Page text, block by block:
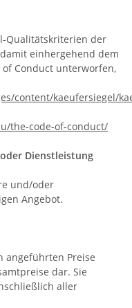
Qualitätskriterien der
einhergehend dem
of Conduct unterworfen,
content/kaeufersiegel/
the-code-of-conduct/
Dienstleistung
und/oder
Angebot.
angeführten Preise
dar. Sie
aller